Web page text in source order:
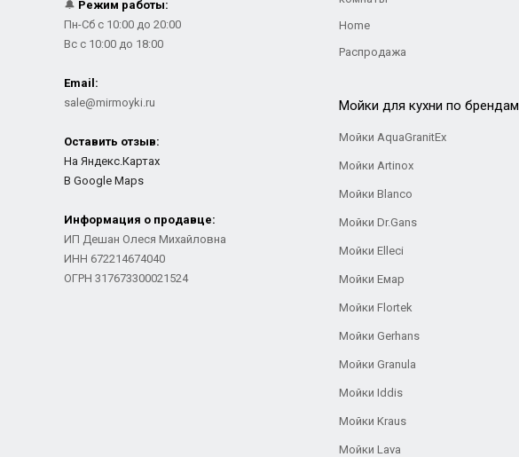
🔔 Режим работы:
Пн-Сб с 10:00 до 20:00
Вс с 10:00 до 18:00
Email:
sale@mirmoyki.ru
Оставить отзыв:
На Яндекс.Картах
В Google Maps
Информация о продавце:
ИП Дешан Олеся Михайловна
ИНН 672214674040
ОГРН 317673300021524
Home
Распродажа
Мойки для кухни по брендам
Мойки AquaGranitEx
Мойки Artinox
Мойки Blanco
Мойки Dr.Gans
Мойки Elleci
Мойки Емар
Мойки Flortek
Мойки Gerhans
Мойки Granula
Мойки Iddis
Мойки Kraus
Мойки Lava